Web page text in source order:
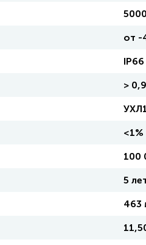
от -
IP66
>
<1%
100
5
463